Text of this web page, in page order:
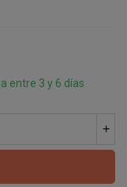
entre 3 y 6 días
+